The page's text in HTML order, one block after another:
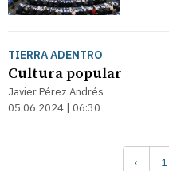
TIERRA ADENTRO
Cultura popular
Javier Pérez Andrés
05.06.2024 | 06:30
‹ 1